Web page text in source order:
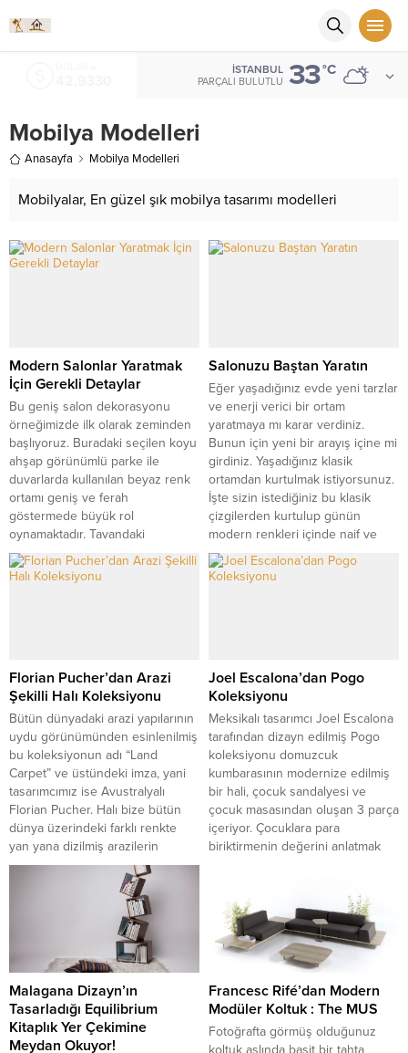
İSTANBUL
PARÇALI BULUTLU 33°C
Mobilya Modelleri
Anasayfa Mobilya Modelleri
Mobilyalar, En güzel şık mobilya tasarımı modelleri
Modern Salonlar Yaratmak
İçin Gerekli Detaylar
Bu geniş salon dekorasyonu
örneğimizde ilk olarak zeminden
başlıyoruz. Buradaki seçilen koyu
ahşap görünümlü parke ile
duvarlarda kullanılan beyaz renk
ortamı geniş ve ferah
göstermede büyük rol
oynamaktadır. Tavandaki
aydınlatmalar genelinde spot
ışıklandırma yapılmıştır. Bunun
Salonuzu Baştan Yaratın
Eğer yaşadığınız evde yeni tarzlar
ve enerji verici bir ortam
yaratmaya mı karar verdiniz.
Bunun için yeni bir arayış içine mi
girdiniz. Yaşadığınız klasik
ortamdan kurtulmak istiyorsunuz.
İşte sizin istediğiniz bu klasik
çizgilerden kurtulup günün
modern renkleri içinde naif ve
zarif mobilya tasarımlarını
bulabileceğiniz bazı fikirlerimiz
Florian Pucher’dan Arazi
Şekilli Halı Koleksiyonu
Bütün dünyadaki arazi yapılarının
uydu görünümünden esinlenilmiş
bu koleksiyonun adı “Land
Carpet” ve üstündeki imza, yani
tasarımcımız ise Avustralyalı
Florian Pucher. Halı bize bütün
dünya üzerindeki farklı renkte
yan yana dizilmiş arazilerin
minyatür halini sunuyor. Her
ülkenin tarım arazisi değişik
olduğu için, Pucher bize her ülke
için farklı bir arazi yapısı...
Joel Escalona’dan Pogo
Koleksiyonu
Meksikalı tasarımcı Joel Escalona
tarafından dizayn edilmiş Pogo
koleksiyonu domuzcuk
kumbarasının modernize edilmiş
bir hali, çocuk sandalyesi ve
çocuk masasından oluşan 3 parça
içeriyor. Çocuklara para
biriktirmenin değerini anlatmak
biriktirme konusundaki hevesleri
kesinlikle artacak. Büyüyüp çok
paraları olunca bu...
Malagana Dizayn’ın
Tasarladığı Equilibrium
Kitaplık Yer Çekimine
Meydan Okuyor!
Francesc Rifé’dan Modern
Modüler Koltuk : The MUS
Fotoğrafta görmüş olduğunuz
koltuk aslında basit bir tahta